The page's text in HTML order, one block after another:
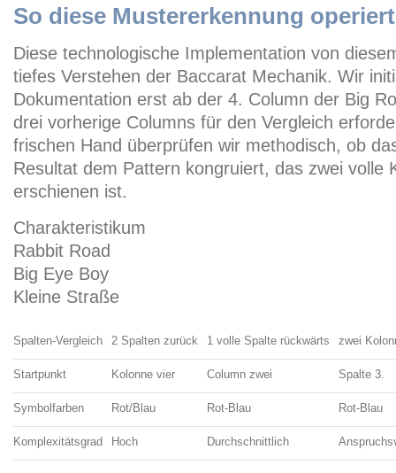
So diese Mustererkennung operiert
Diese technologische Implementation von
tiefes Verstehen der Baccarat Mechanik. Wir
Dokumentation erst ab der 4. Column der Big
drei vorherige Columns für den Vergleich
frischen Hand überprüfen wir methodisch, ob
Resultat dem Pattern kongruiert, das zwei volle
erschienen ist.
Charakteristikum
Rabbit Road
Big Eye Boy
Kleine Straße
Spalten-Vergleich 2 Spalten zurück 1 volle Spalte rückwärts zwei
Startpunkt Kolonne vier Column zwei Spalte 3.
Symbolfarben Rot/Blau Rot-Blau Rot-Blau
Komplexitätsgrad Hoch Durchschnittlich